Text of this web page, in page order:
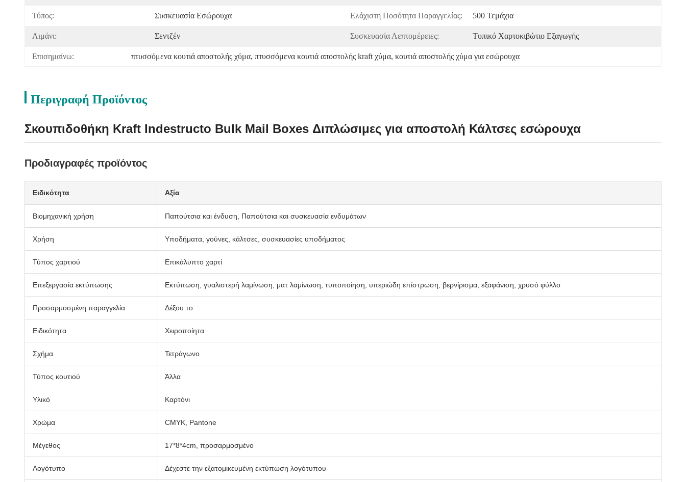
Τύπος: Συσκευασία Εσώρουχα Ελάχιστη Ποσότητα Παραγγελίας: 500 Τεμάχια
Λιμάνι: Σεντζέν Συσκευασία Λεπτομέρειες: Τυπικό Χαρτοκιβώτιο Εξαγωγής
Επισημαίνω: πτυσσόμενα κουτιά αποστολής χύμα, πτυσσόμενα κουτιά αποστολής kraft χύμα, κουτιά αποστολής χύμα για εσώρουχα
Περιγραφή Προϊόντος
Σκουπιδοθήκη Kraft Indestructo Bulk Mail Boxes Διπλώσιμες για αποστολή Κάλτσες εσώρουχα
Προδιαγραφές προϊόντος
Ειδικότητα Αξία
Βιομηχανική χρήση Παπούτσια και ένδυση, Παπούτσια και συσκευασία ενδυμάτων
Χρήση Υποδήματα, γούνες, κάλτσες, συσκευασίες υποδήματος
Τύπος χαρτιού Επικάλυπτο χαρτί
Επεξεργασία εκτύπωσης Εκτύπωση, γυαλιστερή λαμίνωση, ματ λαμίνωση, τυποποίηση, υπεριώδη επίστρωση, βερνίρισμα, εξαφάνιση, χρυσό φύλλο
Προσαρμοσμένη παραγγελία Δέξου το.
Ειδικότητα Χειροποίητα
Σχήμα Τετράγωνο
Τύπος κουτιού Άλλα
Υλικό Καρτόνι
Χρώμα CMYK, Pantone
Μέγεθος 17*8*4cm, προσαρμοσμένο
Λογότυπο Δέχεστε την εξατομικευμένη εκτύπωση λογότυπου